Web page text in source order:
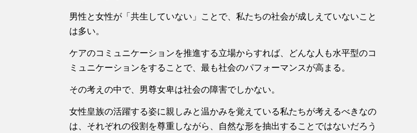
男性と女性が「共生していない」ことで、私たちの社会が成しえていないこと
は多い。
ケアのコミュニケーションを推進する立場からすれば、どんな人も水平型のコ
ミュニケーションをすることで、最も社会のパフォーマンスが高まる。
その考えの中で、男尊女卑は社会の障害でしかない。
女性皇族の活躍する姿に親しみと温かみを覚えている私たちが考えるべきなの
は、それぞれの役割を尊重しながら、自然な形を抽出することではないだろう